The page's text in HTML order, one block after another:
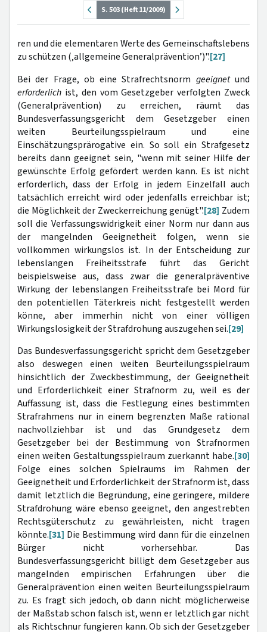
S. 503 (Heft 11/2009)
ren und die elementaren Werte des Gemeinschaftslebens
zu schützen (‚allgemeine Generalprävention’)".[27]
Bei der Frage, ob eine Strafrechtsnorm geeignetund
erforderlich ist, den vom Gesetzgeber verfolgten Zweck
(Generalprävention) zu erreichen, räumt das
Bundesverfassungsgericht dem Gesetzgeber einen
weiten Beurteilungsspielraum und eine
Einschätzungsprärogative ein. So soll ein Strafgesetz
bereits dann geeignet sein, "wenn mit seiner Hilfe der
gewünschte Erfolg gefördert werden kann. Es ist nicht
erforderlich, dass der Erfolg in jedem Einzelfall auch
tatsächlich erreicht wird oder jedenfalls erreichbar ist;
die Möglichkeit der Zweckerreichung genügt".[28] Zudem
soll die Verfassungswidrigkeit einer Norm nur dann aus
der mangelnden Geeignetheit folgen, wenn sie
vollkommen wirkungslos ist. In der Entscheidung zur
lebenslangen Freiheitsstrafe führt das Gericht
beispielsweise aus, dass zwar die generalpräventive
Wirkung der lebenslangen Freiheitsstrafe bei Mord für
den potentiellen Täterkreis nicht festgestellt werden
könne, aber immerhin nicht von einer völligen
Wirkungslosigkeit der Strafdrohung auszugehen sei.[29]
Das Bundesverfassungsgericht spricht dem Gesetzgeber
also deswegen einen weiten Beurteilungsspielraum
hinsichtlich der Zweckbestimmung, der Geeignetheit
und Erforderlichkeit einer Strafnorm zu, weil es der
Auffassung ist, dass die Festlegung eines bestimmten
Strafrahmens nur in einem begrenzten Maße rational
nachvollziehbar ist und das Grundgesetz dem
Gesetzgeber bei der Bestimmung von Strafnormen
einen weiten Gestaltungsspielraum zuerkannt habe.[30]
Folge eines solchen Spielraums im Rahmen der
Geeignetheit und Erforderlichkeit der Strafnorm ist, dass
damit letztlich die Begründung, eine geringere, mildere
Strafdrohung wäre ebenso geeignet, den angestrebten
Rechtsgüterschutz zu gewährleisten, nicht tragen
könnte.[31] Die Bestimmung wird dann für die einzelnen
Bürger nicht vorhersehbar. Das
Bundesverfassungsgericht billigt dem Gesetzgeber aus
mangelnden empirischen Erfahrungen über die
Generalprävention einen weiten Beurteilungsspielraum
zu. Es fragt sich jedoch, ob dann nicht möglicherweise
der Maßstab schon falsch ist, wenn er letztlich gar nicht
als Richtschnur fungieren kann. Ob sich der Gesetzgeber